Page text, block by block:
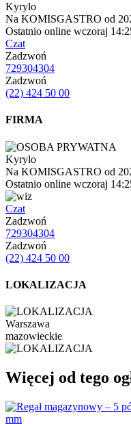
Kyrylo
Na KOMISGASTRO od
Ostatnio online wczoraj
Czat
Zadzwoń
729304304
Zadzwoń
(22) 424 50 00
FIRMA
Kyrylo
Na KOMISGASTRO od
Ostatnio online wczoraj
Czat
Zadzwoń
729304304
Zadzwoń
(22) 424 50 00
LOKALIZACJA
Warszawa
mazowieckie
Więcej od tego